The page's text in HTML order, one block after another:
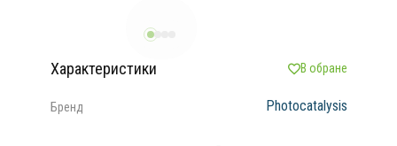
Характеристики В обране
Бренд Photocatalysis